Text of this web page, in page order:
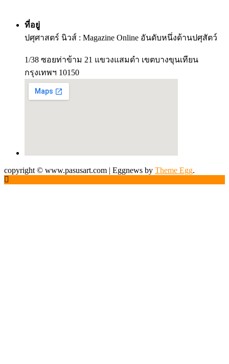
ที่อยู่
ปศุศาสตร์ นิวส์ : Magazine Online อันดับหนึ่งด้านปศุสัตว์
1/38 ซอยท่าข้าม 21 แขวงแสมดำ เขตบางขุนเทียน
กรุงเทพฯ 10150
copyright © www.pasusart.com | Eggnews by Theme Egg.